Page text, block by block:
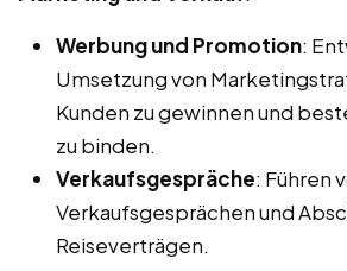
Werbung und Promotion:
Umsetzung von
Kunden zu gewinnen und
zu binden.
Verkaufsgespräche: Führen
Verkaufsgesprächen und
Reiseverträgen.